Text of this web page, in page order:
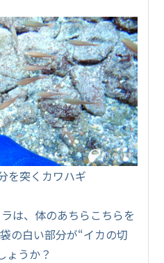
を突くカワハギ
は、体のあちらこちらを
の白い部分が“イカの切
ょうか？